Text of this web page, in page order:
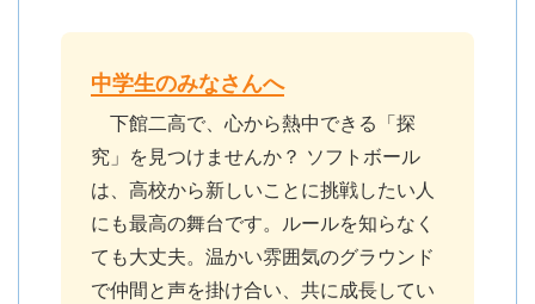
中学生のみなさんへ
下館二高で、心から熱中できる「探
究」を見つけませんか？ ソフトボール
は、高校から新しいことに挑戦したい人
にも最高の舞台です。ルールを知らなく
ても大丈夫。温かい雰囲気のグラウンド
で仲間と声を掛け合い、共に成長してい